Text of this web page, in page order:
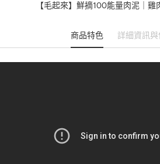
【毛起來】鮮摘100能量肉泥｜
商品特色 詳細資訊與